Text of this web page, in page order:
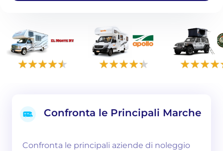
Confronta le Principali Marche
Confronta le principali aziende di noleggio